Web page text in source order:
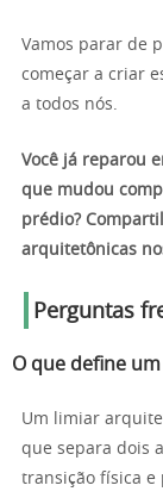
Vamos parar de
começar a criar
a todos nós.
Você já reparou
que mudou
prédio?
arquitetônicas
Perguntas
O que define
Um limiar
que separa dois
transição física e